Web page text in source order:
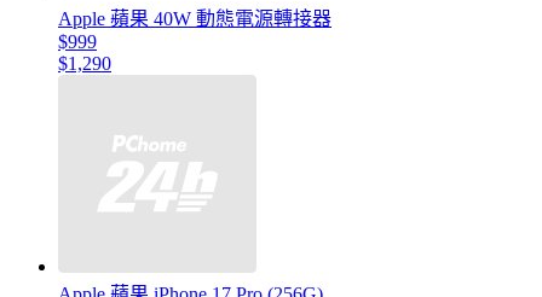
Apple 蘋果 40W 動態電源轉接器
$999
$1,290